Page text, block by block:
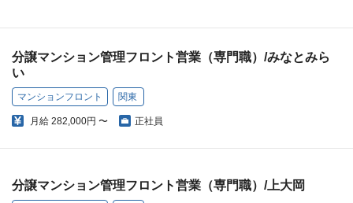
分譲マンション管理フロント営業（専門職）/みなとみら
い
マンションフロント 関東
月給 282,000円 〜 正社員
分譲マンション管理フロント営業（専門職）/上大岡